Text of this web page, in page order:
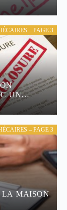
– PAGE 3
UN
– PAGE 3
LA MAISON